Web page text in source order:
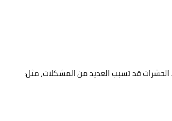
الحشرات قد تسبب العديد من المشكلات، مثل: